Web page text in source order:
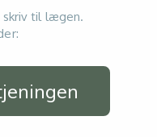
skriv til lægen.